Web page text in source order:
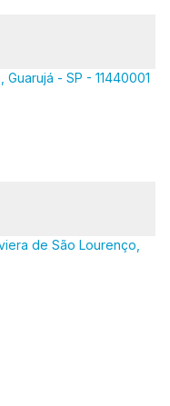
- SP - 11440001
de São Lourenço,